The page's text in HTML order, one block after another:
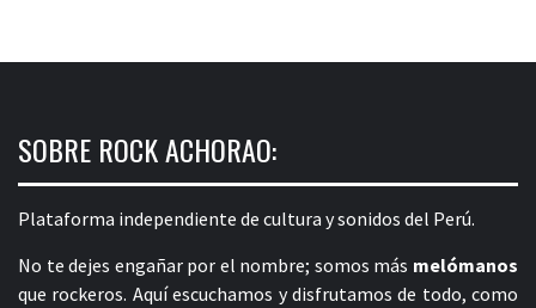
SOBRE ROCK ACHORAO:
Plataforma independiente de cultura y sonidos del Perú.
No te dejes engañar por el nombre; somos más melómanos
que rockeros. Aquí escuchamos y disfrutamos de todo, como